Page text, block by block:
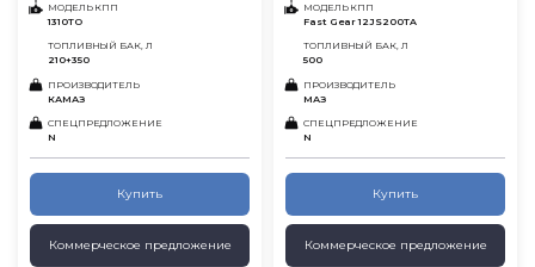
МОДЕЛЬ КПП
1310ТО
ТОПЛИВНЫЙ БАК, Л
210+350
ПРОИЗВОДИТЕЛЬ
КАМАЗ
СПЕЦПРЕДЛОЖЕНИЕ
N
Купить
Коммерческое предложение
МОДЕЛЬ КПП
Fast Gear 12JS200TA
ТОПЛИВНЫЙ БАК, Л
500
ПРОИЗВОДИТЕЛЬ
МАЗ
СПЕЦПРЕДЛОЖЕНИЕ
N
Купить
Коммерческое предложение